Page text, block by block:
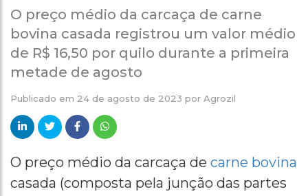
O preço médio da carcaça de carne
bovina casada registrou um valor médio
de R$ 16,50 por quilo durante a primeira
metade de agosto
Publicado em 24 de agosto de 2023 por Agrozil
O preço médio da carcaça de carne bovina
casada (composta pela junção das partes